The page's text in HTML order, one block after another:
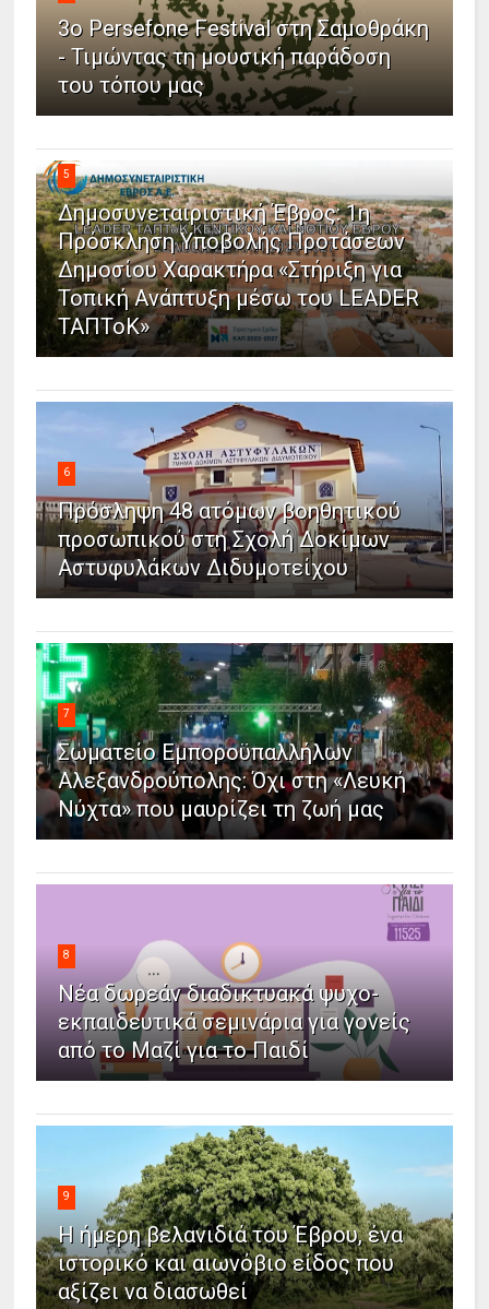
3ο Persefone Festival στη Σαμοθράκη
- Τιμώντας τη μουσική παράδοση
του τόπου μας
5
Δημοσυνεταιριστική Έβρος: 1η
Πρόσκληση Υποβολής Προτάσεων
Δημοσίου Χαρακτήρα «Στήριξη για
Τοπική Ανάπτυξη μέσω του LEADER
ΤΑΠΤοΚ»
6
Πρόσληψη 48 ατόμων βοηθητικού
προσωπικού στη Σχολή Δοκίμων
Αστυφυλάκων Διδυμοτείχου
7
Σωματείο Εμποροϋπαλλήλων
Αλεξανδρούπολης: Όχι στη «Λευκή
Νύχτα» που μαυρίζει τη ζωή μας
8
Νέα δωρεάν διαδικτυακά ψυχο-
εκπαιδευτικά σεμινάρια για γονείς
από το Μαζί για το Παιδί
9
Η ήμερη βελανιδιά του Έβρου, ένα
ιστορικό και αιωνόβιο είδος που
αξίζει να διασωθεί